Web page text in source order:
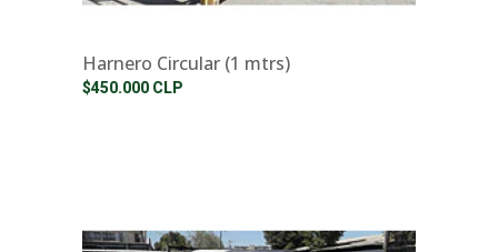
Harnero Circular (1 mtrs)
$450.000 CLP